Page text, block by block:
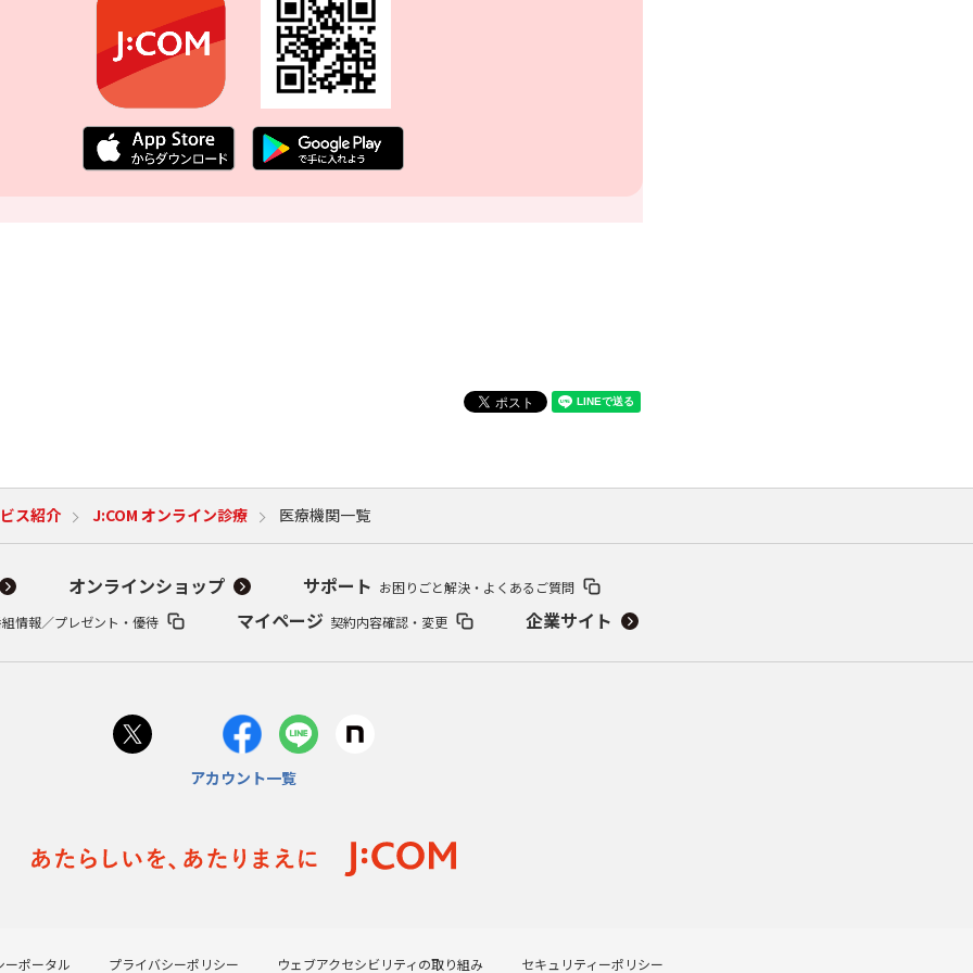
ス紹介 J:COM オンライン診療 医療機関一覧
オンラインショップ サポート お困りごと解決・よくあるご質問
情報／プレゼント・優待
マイページ 契約内容確認・変更 企業サイト
アカウント一覧
ーポータル プライバシーポリシー ウェブアクセシビリティの取り組み セキュリティーポリシー